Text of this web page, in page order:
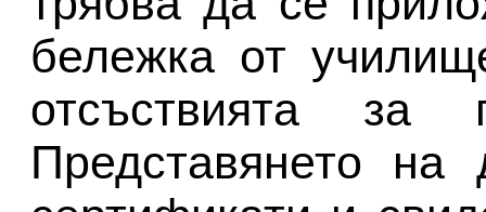
бележка от
отсъствията за
Представянето на